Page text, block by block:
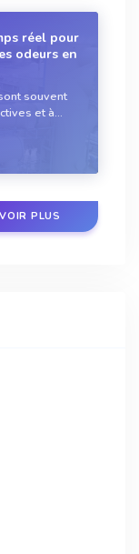
réel pour
odeurs en
souvent
et à
le quotidien
VOIR PLUS